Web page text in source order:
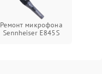
Ремонт микрофона
Sennheiser E845S